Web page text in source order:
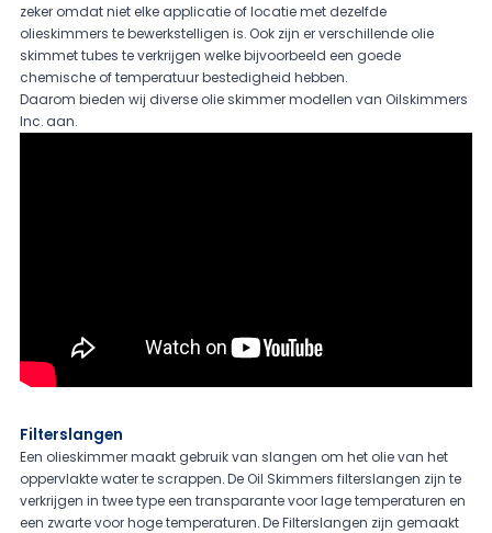
zeker omdat niet elke applicatie of locatie met dezelfde
olieskimmers te bewerkstelligen is. Ook zijn er verschillende olie
skimmet tubes te verkrijgen welke bijvoorbeeld een goede
chemische of temperatuur bestedigheid hebben.
Daarom bieden wij diverse olie skimmer modellen van Oilskimmers
Inc. aan.
Filterslangen
Een olieskimmer maakt gebruik van slangen om het olie van het
oppervlakte water te scrappen. De Oil Skimmers filterslangen zijn te
verkrijgen in twee type een transparante voor lage temperaturen en
een zwarte voor hoge temperaturen. De Filterslangen zijn gemaakt